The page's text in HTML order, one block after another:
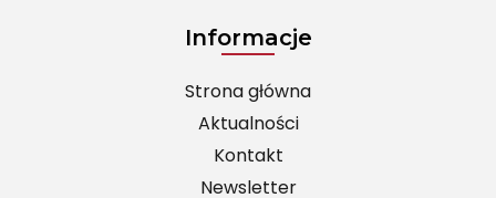
Informacje
Strona główna
Aktualności
Kontakt
Newsletter